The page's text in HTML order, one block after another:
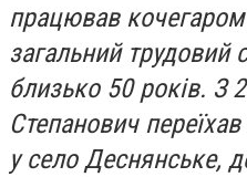
працював
загальний трудовий
близько 50 років. З
Степанович
у село Деснянське,